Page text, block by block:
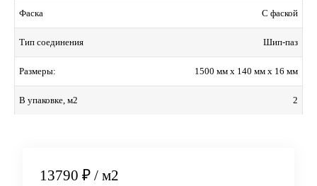
Фаска С фаской
Тип соединения Шип-паз
Размеры: 1500 мм x 140 мм x 16 мм
В упаковке, м2 2
13790 ₽ / м2